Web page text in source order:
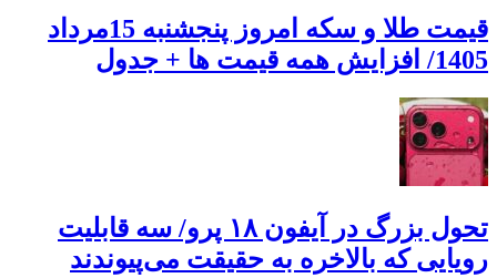
قیمت طلا و سکه امروز پنجشنبه 15مرداد
1405/ افزایش همه قیمت ها + جدول
تحول بزرگ در آیفون ۱۸ پرو/ سه قابلیت
رویایی که بالاخره به حقیقت می‌پیوندند